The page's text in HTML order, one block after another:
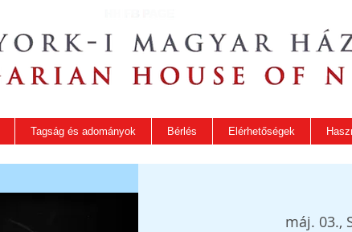
Tagság és adományok Bérlés Elérhetőségek
máj. 03.,